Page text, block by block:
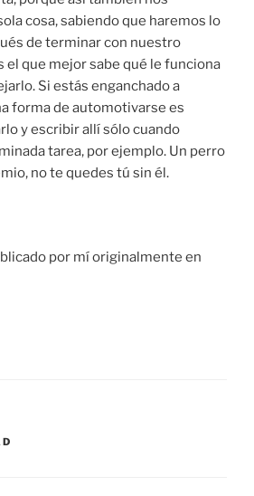
cosa, sabiendo que haremos lo
de terminar con nuestro
el que mejor sabe qué le funciona
Si estás enganchado a
forma de automotivarse es
y escribir allí sólo cuando
tarea, por ejemplo. Un perro
no te quedes tú sin él.
por mí originalmente en